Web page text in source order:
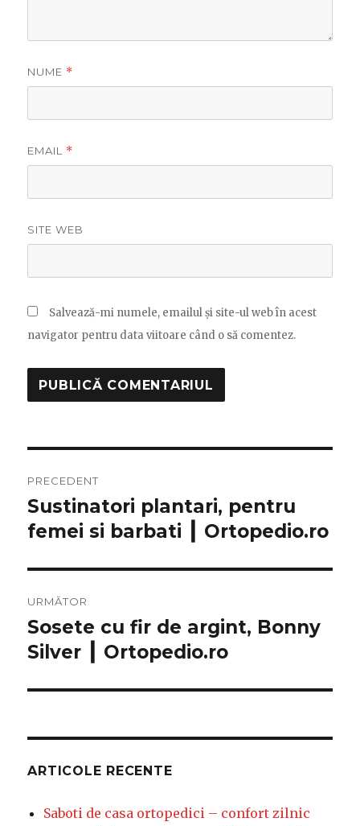
NUME *
EMAIL *
SITE WEB
Salvează-mi numele, emailul și site-ul web în acest
navigator pentru data viitoare când o să comentez.
în
articole
PRECEDENT
Articolul
anterior:
Sustinatori plantari, pentru
femei si barbati ┃ Ortopedio.ro
URMĂTOR
Articolul
următor:
Sosete cu fir de argint, Bonny
Silver ┃ Ortopedio.ro
ARTICOLE RECENTE
Saboti de casa ortopedici – confort zilnic